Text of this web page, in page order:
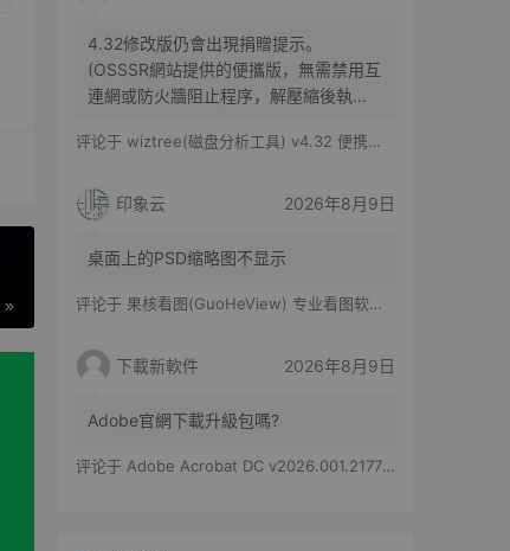
4.32修改版仍會出現捐贈提示。
(OSSSR網站提供的便攜版，無需禁用互
連網或防火牆阻止程序，解壓縮後執
评论于 wiztree(磁盘分析工具) v4.32 便携修改版
印象云 2026年8月9日
桌面上的PSD缩略图不显示
评论于 果核看图(GuoHeView) 专业看图软件 v3.2.0.91
下載新軟件 2026年8月9日
Adobe官網下載升級包嗎?
评论于 Adobe Acrobat DC v2026.001.21779 特别版